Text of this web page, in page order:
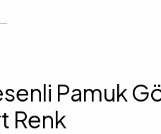
Pamuk
Renk